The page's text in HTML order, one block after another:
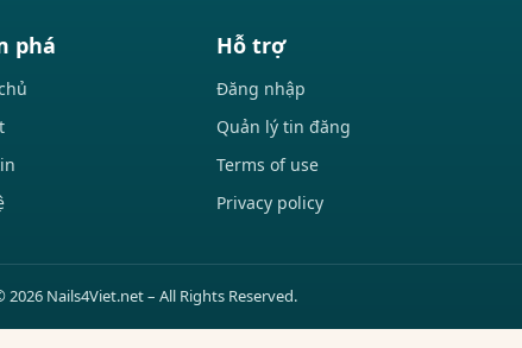
phá Hỗ trợ
Đăng nhập
Quản lý tin đăng
Terms of use
Privacy policy
2026 Nails4Viet.net – All Rights Reserved.